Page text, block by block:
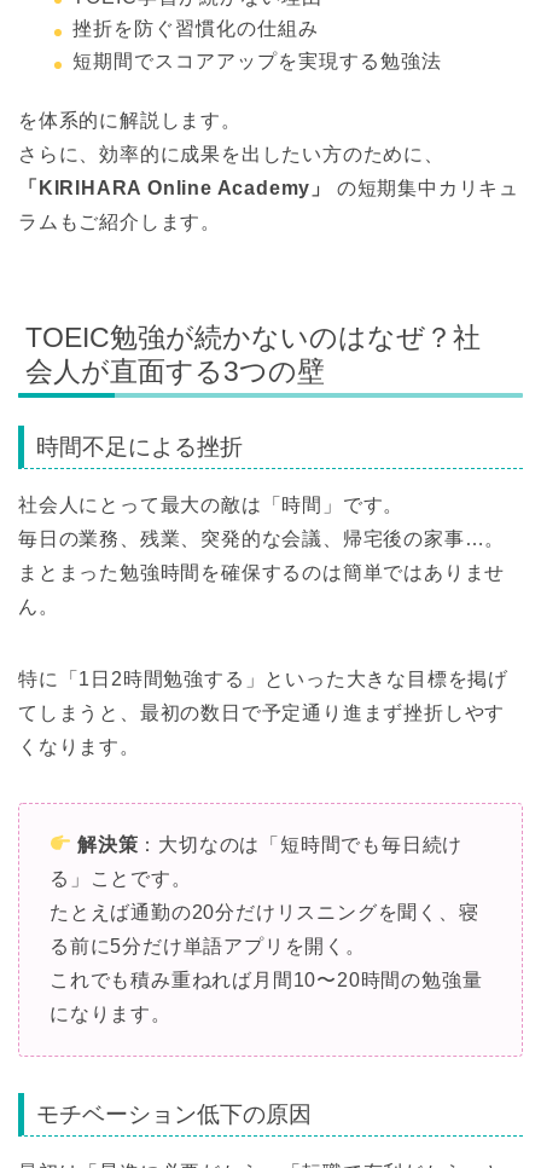
挫折を防ぐ習慣化の仕組み
短期間でスコアアップを実現する勉強法
を体系的に解説します。
さらに、効率的に成果を出したい方のために、
「KIRIHARA Online Academy」
の短期集中カリキュ
ラムもご紹介します。
TOEIC勉強が続かないのはなぜ？社
会人が直面する3つの壁
時間不足による挫折
社会人にとって最大の敵は「時間」です。
毎日の業務、残業、突発的な会議、帰宅後の家事…。
まとまった勉強時間を確保するのは簡単ではありませ
ん。
特に「1日2時間勉強する」といった大きな目標を掲げ
てしまうと、最初の数日で予定通り進まず挫折しやす
くなります。
解決策 ：大切なのは「短時間でも毎日続け
る」ことです。
たとえば通勤の20分だけリスニングを聞く、寝
る前に5分だけ単語アプリを開く。
これでも積み重ねれば月間10〜20時間の勉強量
になります。
モチベーション低下の原因